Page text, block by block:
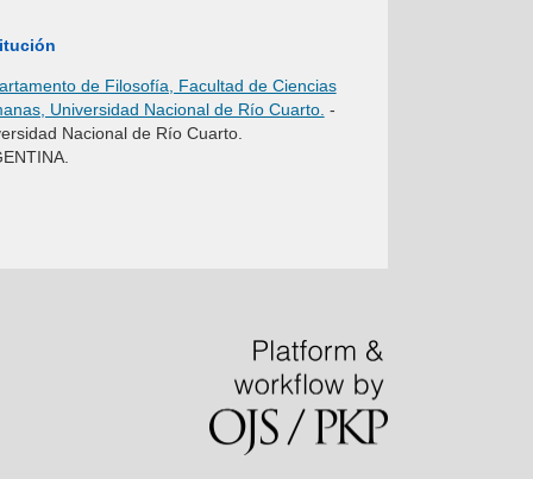
de Filosofía, Facultad de Ciencias
Universidad Nacional de Río Cuarto. -
Nacional de Río Cuarto.